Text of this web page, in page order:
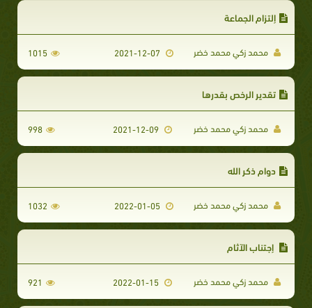
إلتزام الجماعة
محمد زكي محمد خضر 1015
تقدير الرخص بقدرها
محمد زكي محمد خضر 998
دوام ذكر الله
محمد زكي محمد خضر 2022-01-05
1032
إجتناب الآثام
محمد زكي محمد خضر 921